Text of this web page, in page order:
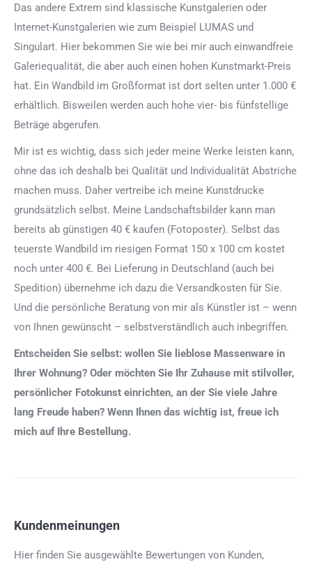
Das andere Extrem sind klassische Kunstgalerien oder
Internet-Kunstgalerien wie zum Beispiel LUMAS und
Singulart. Hier bekommen Sie wie bei mir auch einwandfreie
Galeriequalität, die aber auch einen hohen Kunstmarkt-Preis
hat. Ein Wandbild im Großformat ist dort selten unter 1.000 €
erhältlich. Bisweilen werden auch hohe vier- bis fünfstellige
Beträge abgerufen.
Mir ist es wichtig, dass sich jeder meine Werke leisten kann,
ohne das ich deshalb bei Qualität und Individualität Abstriche
machen muss. Daher vertreibe ich meine Kunstdrucke
grundsätzlich selbst. Meine Landschaftsbilder kann man
bereits ab günstigen 40 € kaufen (Fotoposter). Selbst das
teuerste Wandbild im riesigen Format 150 x 100 cm kostet
noch unter 400 €. Bei Lieferung in Deutschland (auch bei
Spedition) übernehme ich dazu die Versandkosten für Sie.
Und die persönliche Beratung von mir als Künstler ist – wenn
von Ihnen gewünscht – selbstverständlich auch inbegriffen.
Entscheiden Sie selbst: wollen Sie lieblose Massenware in
Ihrer Wohnung? Oder möchten Sie Ihr Zuhause mit stilvoller,
persönlicher Fotokunst einrichten, an der Sie viele Jahre
lang Freude haben? Wenn Ihnen das wichtig ist, freue ich
mich auf Ihre Bestellung.
Kundenmeinungen
Hier finden Sie ausgewählte Bewertungen von Kunden,